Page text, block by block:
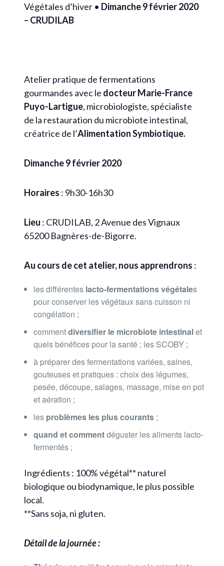
Végétales d’hiver • Dimanche 9 février 2020
– CRUDILAB
Atelier pratique de fermentations
gourmandes avec le docteur Marie-France
Puyo-Lartigue, microbiologiste, spécialiste
de la restauration du microbiote intestinal,
créatrice de l’Alimentation Symbiotique.
Dimanche 9 février 2020
Horaires : 9h30-16h30
Lieu : CRUDILAB, 2 Avenue des Vignaux
65200 Bagnères-de-Bigorre.
Au cours de cet atelier, nous apprendrons :
les différentes lacto-fermentations végétales
pour conserver les végétaux sans cuisson ni
congélation ;
commentdiversifier le microbiote intestinalet
quels bénéfices pour la santé ; les SCOBY ;
à préparer des fermentations variées, saines,
gouteuses et pratiques : choix des légumes,
pesée, découpe, salages, massage, mise en pot
et aération ;
les problèmes les plus courants;
quand et commentdéguster les aliments lacto-
fermentés ;
Ingrédients : 100% végétal** naturel
biologique ou biodynamique, le plus possible
local.
**Sans soja, ni gluten.
Détail de la journée :